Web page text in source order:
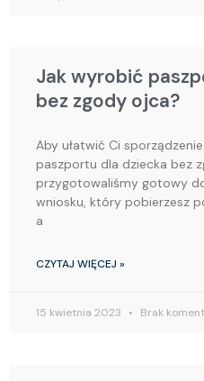
Jak wyrobić
bez zgody ojca?
Aby ułatwić Ci
paszportu dla dziecka bez
przygotowaliśmy gotowy
wniosku, który pobierzesz
a
CZYTAJ WIĘCEJ »
15 kwietnia 2023 Brak